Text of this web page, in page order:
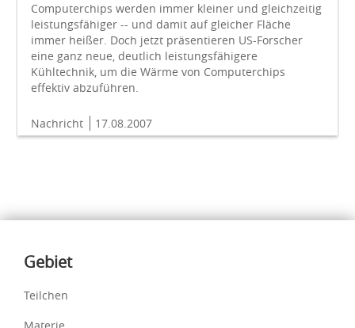
Computerchips werden immer kleiner und gleichzeitig
leistungsfähiger -- und damit auf gleicher Fläche
immer heißer. Doch jetzt präsentieren US-Forscher
eine ganz neue, deutlich leistungsfähigere
Kühltechnik, um die Wärme von Computerchips
effektiv abzuführen.
Nachricht 17.08.2007
Inhalte
Gebiet
Teilchen